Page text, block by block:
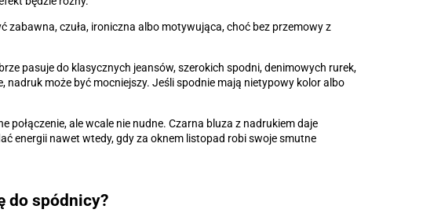
zabawna, czuła, ironiczna albo motywująca, choć bez przemowy z
pasuje do klasycznych jeansów, szerokich spodni, denimowych rurek,
może być mocniejszy. Jeśli spodnie mają nietypowy kolor albo
połączenie, ale wcale nie nudne. Czarna bluza z nadrukiem daje
energii nawet wtedy, gdy za oknem listopad robi swoje smutne
do spódnicy?